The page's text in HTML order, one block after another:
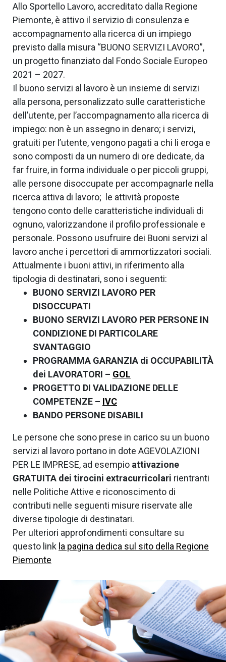
2025/26
CONTATTI
Allo Sportello Lavoro, accreditato dalla Regione
Piemonte, è attivo il servizio di consulenza e
accompagnamento alla ricerca di un impiego
previsto dalla misura “BUONO SERVIZI LAVORO”,
un progetto finanziato dal Fondo Sociale Europeo
2021 – 2027.
Il buono servizi al lavoro è un insieme di servizi
alla persona, personalizzato sulle caratteristiche
dell’utente, per l’accompagnamento alla ricerca di
impiego: non è un assegno in denaro; i servizi,
gratuiti per l’utente, vengono pagati a chi li eroga e
sono composti da un numero di ore dedicate, da
far fruire, in forma individuale o per piccoli gruppi,
alle persone disoccupate per accompagnarle nella
ricerca attiva di lavoro; le attività proposte
tengono conto delle caratteristiche individuali di
ognuno, valorizzandone il profilo professionale e
personale. Possono usufruire dei Buoni servizi al
lavoro anche i percettori di ammortizzatori sociali.
Attualmente i buoni attivi, in riferimento alla
tipologia di destinatari, sono i seguenti:
BUONO SERVIZI LAVORO PER
DISOCCUPATI
BUONO SERVIZI LAVORO PER PERSONE IN
CONDIZIONE DI PARTICOLARE
SVANTAGGIO
PROGRAMMA GARANZIA di OCCUPABILITÀ
dei LAVORATORI – GOL
PROGETTO DI VALIDAZIONE DELLE
COMPETENZE – IVC
BANDO PERSONE DISABILI
Le persone che sono prese in carico su un buono
servizi al lavoro portano in dote AGEVOLAZIONI
PER LE IMPRESE, ad esempio attivazione
GRATUITA dei tirocini extracurricolari rientranti
nelle Politiche Attive e riconoscimento di
contributi nelle seguenti misure riservate alle
diverse tipologie di destinatari.
Per ulteriori approfondimenti consultare su
questo link la pagina dedica sul sito della Regione
Piemonte